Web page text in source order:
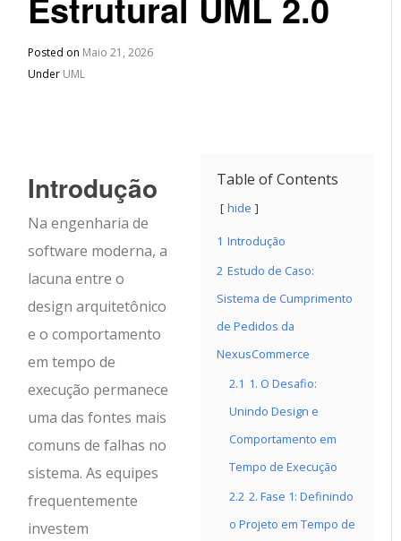
Posted on Maio 21, 2026
Under UML
Table of Contents
hide
1 Introdução
2 Estudo de Caso:
Sistema de Cumprimento
de Pedidos da
NexusCommerce
2.1 1. O Desafio:
Unindo Design e
Comportamento em
Tempo de Execução
2.2 2. Fase 1: Definindo
o Projeto em Tempo de
Introdução
Na engenharia de
software moderna, a
lacuna entre o
design arquitetônico
e o comportamento
em tempo de
execução permanece
uma das fontes mais
comuns de falhas no
sistema. As equipes
frequentemente
investem